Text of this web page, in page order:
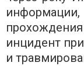
инцидент
и